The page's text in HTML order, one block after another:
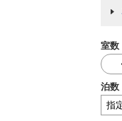
室数
泊数